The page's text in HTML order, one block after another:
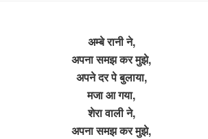
अम्बे रानी ने,
अपना समझ कर मुझे,
अपने दर पे बुलाया,
मजा आ गया,
शेरा वाली ने,
अपना समझ कर मुझे,